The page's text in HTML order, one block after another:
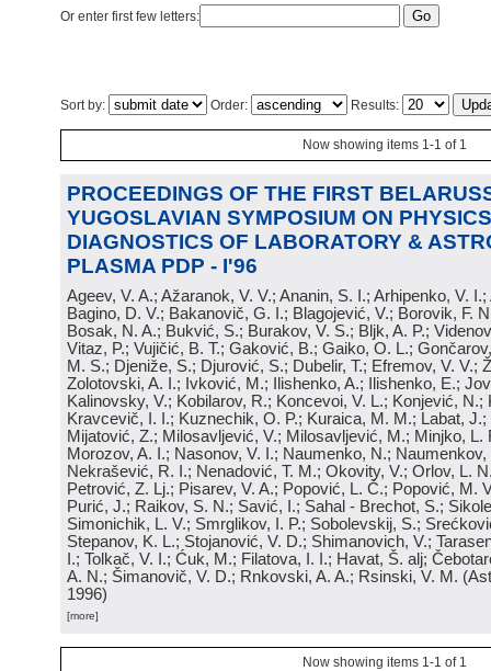
Or enter first few letters:
Sort by: Order: Results:
Now showing items 1-1 of 1
PROCEEDINGS OF THE FIRST
YUGOSLAVIAN SYMPOSIUM ON
DIAGNOSTICS OF LABORATORY &
PLASMA PDP - I'96
Ageev, V. A.; Ažaranok, V. V.; Ananin, S. I.; Arhipenko, V.
Bagino, D. V.; Bakanovič, G. I.; Blagojević, V.; Borovik, F.
Bosak, N. A.; Bukvić, S.; Burakov, V. S.; Bljk, A. P.;
Vitaz, P.; Vujičić, B. T.; Gaković, B.; Gaiko, O. L.;
M. S.; Djeniže, S.; Djurović, S.; Dubelir, T.; Efremov, V. V.;
Zolotovski, A. I.; Ivković, M.; Ilishenko, A.; Ilishenko, E.;
Kalinovsky, V.; Kobilarov, R.; Koncevoi, V. L.; Konjević, N.;
Kravcevič, I. I.; Kuznechik, O. P.; Kuraica, M. M.; Labat,
Mijatović, Z.; Milosavljević, V.; Milosavljević, M.; Minjko, L.
Morozov, A. I.; Nasonov, V. I.; Naumenko, N.; Naumenkov,
Nekrašević, R. I.; Nenadović, T. M.; Okovity, V.; Orlov, L.
Petrović, Z. Lj.; Pisarev, V. A.; Popović, L. Č.; Popović, M.
Purić, J.; Raikov, S. N.; Savić, I.; Sahal - Brechot, S.;
Simonichik, L. V.; Smrglikov, I. P.; Sobolevskij, S.;
Stepanov, K. L.; Stojanović, V. D.; Shimanovich, V.;
I.; Tolkač, V. I.; Ćuk, M.; Filatova, I. I.; Havat, Š. alj;
A. N.; Šimanovič, V. D.; Rnkovski, A. A.; Rsinski, V. M. (
1996)
[more]
Now showing items 1-1 of 1